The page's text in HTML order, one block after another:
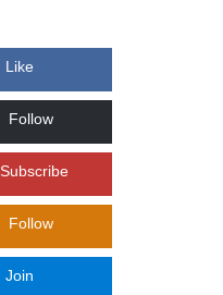
Like
Follow
Subscribe
Follow
Join